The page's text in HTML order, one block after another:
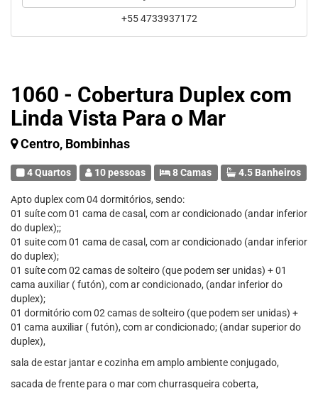
1060 - Cobertura Duplex com
Linda Vista Para o Mar
Centro, Bombinhas
4 Quartos 10 pessoas 8 Camas 4.5 Banheiros
Apto duplex com 04 dormitórios, sendo:
01 suíte com 01 cama de casal, com ar condicionado (andar inferior
do duplex);;
01 suite com 01 cama de casal, com ar condicionado (andar inferior
do duplex);
01 suíte com 02 camas de solteiro (que podem ser unidas) + 01
cama auxiliar ( futón), com ar condicionado, (andar inferior do
duplex);
01 dormitório com 02 camas de solteiro (que podem ser unidas) +
01 cama auxiliar ( futón), com ar condicionado; (andar superior do
duplex),
sala de estar jantar e cozinha em amplo ambiente conjugado,
sacada de frente para o mar com churrasqueira coberta,
+55 4733937172